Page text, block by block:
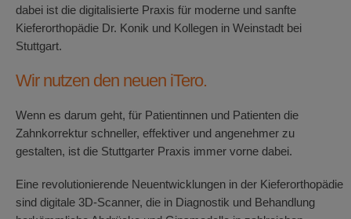
dabei ist die digitalisierte Praxis für moderne und sanfte
Kieferorthopädie Dr. Konik und Kollegen in Weinstadt bei
Stuttgart.
Wir nutzen den neuen iTero.
Wenn es darum geht, für Patientinnen und Patienten die
Zahnkorrektur schneller, effektiver und angenehmer zu
gestalten, ist die Stuttgarter Praxis immer vorne dabei.
Eine revolutionierende Neuentwicklungen in der Kieferorthopädie
sind digitale 3D-Scanner, die in Diagnostik und Behandlung